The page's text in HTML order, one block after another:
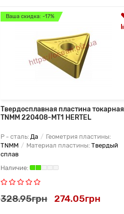
Ваша скидка: -17%
Твердосплавная пластина токарная
TNMM 220408-MT1 HERTEL
P - сталь: Да
Геометрия пластины:
TNMM
Материал пластины: Твердый
сплав
328.95грн 274.05грн